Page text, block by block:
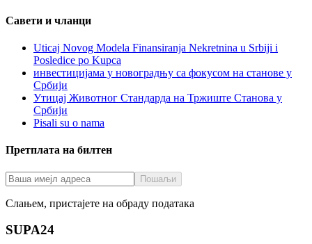
Савети и чланци
Uticaj Novog Modela Finansiranja Nekretnina u Srbiji i
Posledice po Kupca
инвестицијама у новоградњу са фокусом на станове у
Србији
Утицај Животног Стандарда на Тржиште Станова у
Србији
Pisali su o nama
Претплата на билтен
Пошаљи
Слањем, пристајете на обраду података
SUPA24